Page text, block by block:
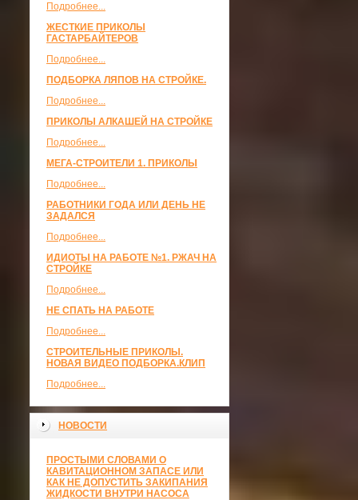
Подробнее...
ЖЕСТКИЕ ПРИКОЛЫ
ГАСТАРБАЙТЕРОВ
Подробнее...
ПОДБОРКА ЛЯПОВ НА СТРОЙКЕ.
Подробнее...
ПРИКОЛЫ АЛКАШЕЙ НА СТРОЙКЕ
Подробнее...
МЕГА-СТРОИТЕЛИ 1. ПРИКОЛЫ
Подробнее...
РАБОТНИКИ ГОДА ИЛИ ДЕНЬ НЕ
ЗАДАЛСЯ
Подробнее...
ИДИОТЫ НА РАБОТЕ №1. РЖАЧ НА
СТРОЙКЕ
Подробнее...
НЕ СПАТЬ НА РАБОТЕ
Подробнее...
СТРОИТЕЛЬНЫЕ ПРИКОЛЫ.
НОВАЯ ВИДЕО ПОДБОРКА.КЛИП
Подробнее...
НОВОСТИ
ПРОСТЫМИ СЛОВАМИ О
КАВИТАЦИОННОМ ЗАПАСЕ ИЛИ
КАК НЕ ДОПУСТИТЬ ЗАКИПАНИЯ
ЖИДКОСТИ ВНУТРИ НАСОСА